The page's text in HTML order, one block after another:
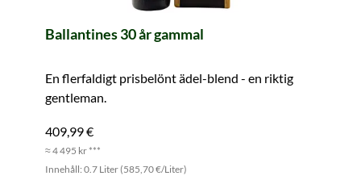
Ballantines 30 år gammal
En flerfaldigt prisbelönt ädel-blend - en riktig
gentleman.
409,99 €
≈ 4 495 kr ***
Innehåll: 0.7 Liter (585,70 €/Liter)